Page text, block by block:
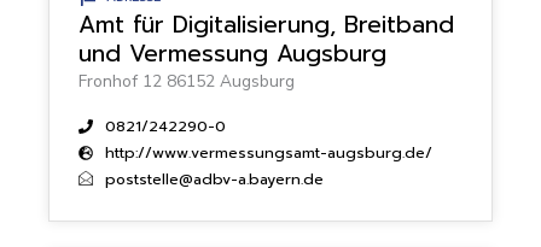
Amt für Digitalisierung, Breitband
und Vermessung Augsburg
Fronhof 12 86152 Augsburg
0821/242290-0
http://www.vermessungsamt-augsburg.de/
poststelle@adbv-a.bayern.de